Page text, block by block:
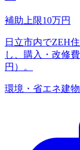
補助上限10万円
日立市内でZEH
し、購入・改修
円）。
環境・省エネ建